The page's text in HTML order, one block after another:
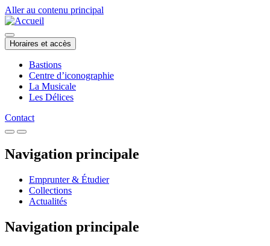
Aller au contenu principal
Horaires et accès
Bastions
Centre d’iconographie
La Musicale
Les Délices
Contact
Navigation principale
Emprunter & Étudier
Collections
Actualités
Navigation principale